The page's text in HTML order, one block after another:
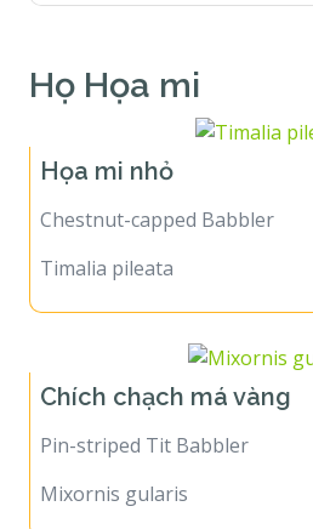
Họ Họa mi
Họa mi nhỏ
Chestnut-capped Babbler
Timalia pileata
Chích chạch má vàng
Pin-striped Tit Babbler
Mixornis gularis